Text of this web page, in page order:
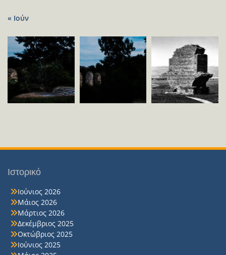
« Ιούν
Ιστορικό
Ιούνιος 2026
Μάιος 2026
Μάρτιος 2026
Δεκέμβριος 2025
Οκτώβριος 2025
Ιούνιος 2025